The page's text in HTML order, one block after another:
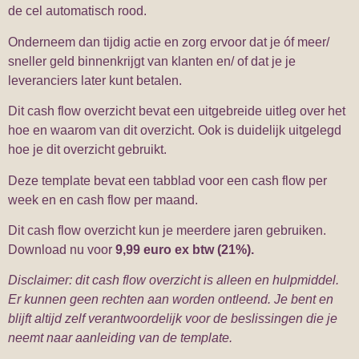
de cel automatisch rood.
Onderneem dan tijdig actie en zorg ervoor dat je óf meer/
sneller geld binnenkrijgt van klanten en/ of dat je je
leveranciers later kunt betalen.
Dit cash flow overzicht bevat een uitgebreide uitleg over het
hoe en waarom van dit overzicht. Ook is duidelijk uitgelegd
hoe je dit overzicht gebruikt.
Deze template bevat een tabblad voor een cash flow per
week en en cash flow per maand.
Dit cash flow overzicht kun je meerdere jaren gebruiken.
Download nu voor 9,99 euro ex btw (21%).
Disclaimer: dit cash flow overzicht is alleen en hulpmiddel.
Er kunnen geen rechten aan worden ontleend. Je bent en
blijft altijd zelf verantwoordelijk voor de beslissingen die je
neemt naar aanleiding van de template.